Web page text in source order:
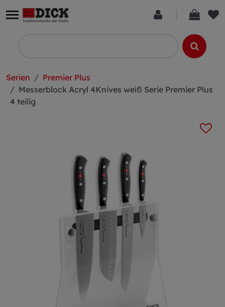
Serien
Premier Plus
Messerblock Acryl 4Knives weiß Serie Premier Plus
4 teilig